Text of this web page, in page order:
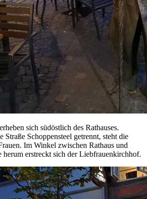
sich südöstlich des Rathauses.
Schoppensteel getrennt, steht die
Im Winkel zwischen Rathaus und
herum erstreckt sich der Liebfrauenkirchhof.